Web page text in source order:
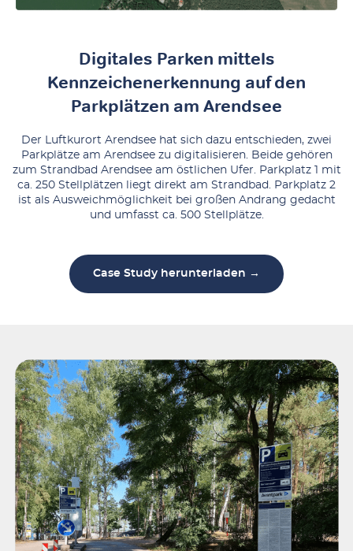
Digitales Parken mittels
Kennzeichenerkennung auf den
Parkplätzen am Arendsee
Der Luftkurort Arendsee hat sich dazu entschieden, zwei
Parkplätze am Arendsee zu digitalisieren. Beide gehören
zum Strandbad Arendsee am östlichen Ufer. Parkplatz 1 mit
ca. 250 Stellplätzen liegt direkt am Strandbad. Parkplatz 2
ist als Ausweichmöglichkeit bei großen Andrang gedacht
und umfasst ca. 500 Stellplätze.
Case Study herunterladen →